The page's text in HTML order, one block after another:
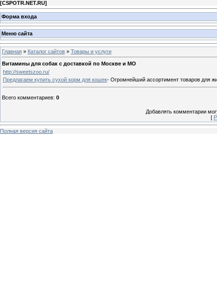
[CSPOTR.NET.RU]
Форма входа
Меню сайта
Главная » Каталог сайтов » Товары и услуги
Витамины для собак с доставкой по Москве и МО
http://sweetszoo.ru/
Предлагаем купить сухой корм для кошек- Огромнейший ассортимент товаров для
Всего комментариев: 0
Добавлять комментарии
[
Полная версия сайта